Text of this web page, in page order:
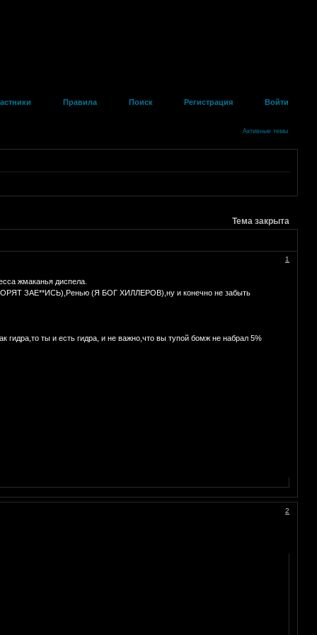
Правила Поиск Регистрация Войти
Активные темы
Тема закрыта
1
жмаканья диспела.
ЗАЕ**ИСЬ),Ренью (Я БОГ ХИЛЛЕРОВ),ну и конечно не забыть
ты и есть гидра, и не важно,что вы тупой бомж не набрал 5%
2